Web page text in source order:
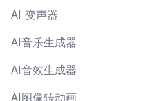
AI 变声器
AI音乐生成器
AI音效生成器
AI图像转动画